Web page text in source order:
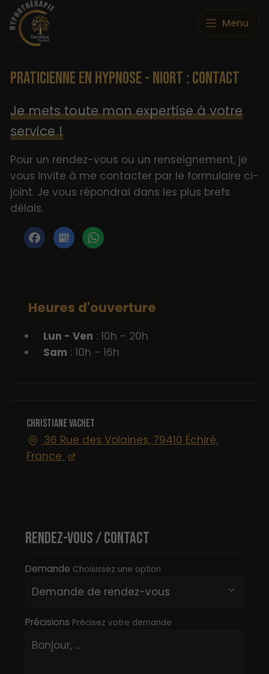
Menu
PRATICIENNE EN HYPNOSE - NIORT : CONTACT
Je mets toute mon expertise à votre
service !
Pour un rendez-vous ou un renseignement, je
vous invite à me contacter par le formulaire ci-
joint. Je vous répondrai dans les plus brefs
délais.
Heures d'ouverture
Lun - Ven : 10h - 20h
Sam : 10h - 16h
CHRISTIANE VACHET
36 Rue des Volaines, 79410 Échiré,
France
RENDEZ-VOUS / CONTACT
Demande Choisissez une option
Précisions Précisez votre demande